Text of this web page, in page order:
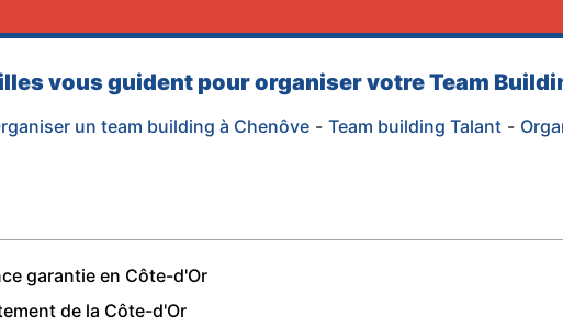
vous guident pour organiser votre Team
un team building à Chenôve- Team building Talant-
garantie en Côte-d'Or
de la Côte-d'Or